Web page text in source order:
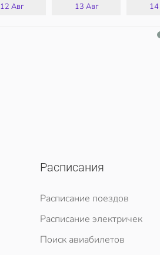
12 Авг 13 Авг 14
Расписания
Расписание поездов
Расписание электричек
Поиск авиабилетов